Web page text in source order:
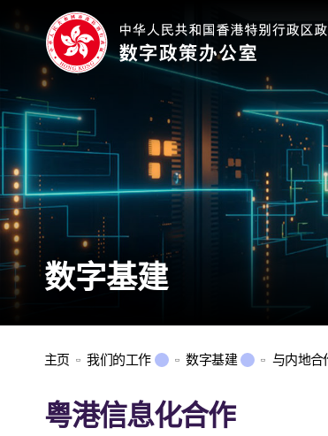
数字基建
主页 我们的工作 数字基建 与内地合
粤港信息化合作